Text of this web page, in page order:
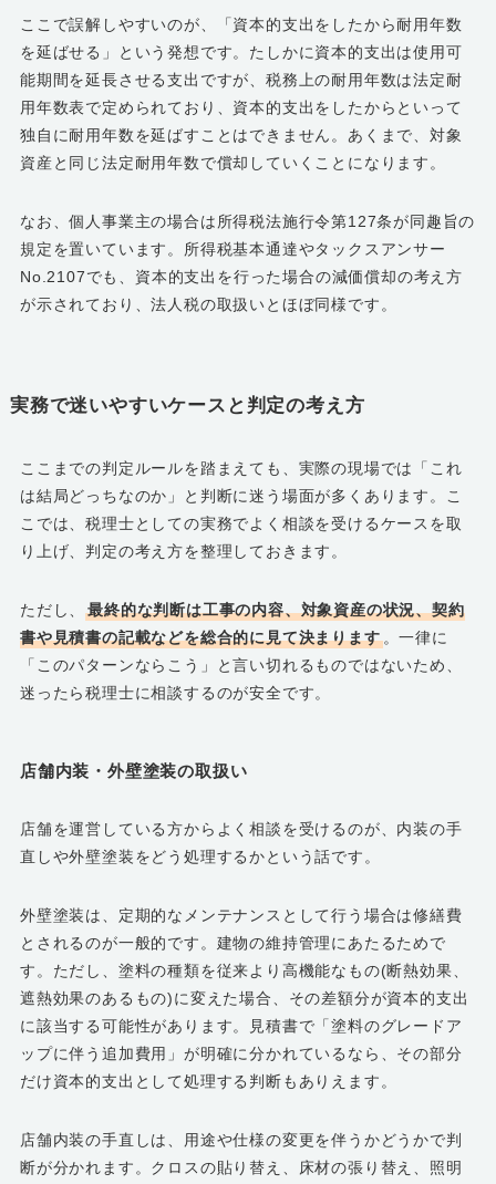
ここで誤解しやすいのが、「資本的支出をしたから耐用年数
を延ばせる」という発想です。たしかに資本的支出は使用可
能期間を延長させる支出ですが、税務上の耐用年数は法定耐
用年数表で定められており、資本的支出をしたからといって
独自に耐用年数を延ばすことはできません。あくまで、対象
資産と同じ法定耐用年数で償却していくことになります。
なお、個人事業主の場合は所得税法施行令第127条が同趣旨の
規定を置いています。所得税基本通達やタックスアンサー
No.2107でも、資本的支出を行った場合の減価償却の考え方
が示されており、法人税の取扱いとほぼ同様です。
実務で迷いやすいケースと判定の考え方
ここまでの判定ルールを踏まえても、実際の現場では「これ
は結局どっちなのか」と判断に迷う場面が多くあります。こ
こでは、税理士としての実務でよく相談を受けるケースを取
り上げ、判定の考え方を整理しておきます。
ただし、最終的な判断は工事の内容、対象資産の状況、契約
書や見積書の記載などを総合的に見て決まります。一律に
「このパターンならこう」と言い切れるものではないため、
迷ったら税理士に相談するのが安全です。
店舗内装・外壁塗装の取扱い
店舗を運営している方からよく相談を受けるのが、内装の手
直しや外壁塗装をどう処理するかという話です。
外壁塗装は、定期的なメンテナンスとして行う場合は修繕費
とされるのが一般的です。建物の維持管理にあたるためで
す。ただし、塗料の種類を従来より高機能なもの(断熱効果、
遮熱効果のあるもの)に変えた場合、その差額分が資本的支出
に該当する可能性があります。見積書で「塗料のグレードア
ップに伴う追加費用」が明確に分かれているなら、その部分
だけ資本的支出として処理する判断もありえます。
店舗内装の手直しは、用途や仕様の変更を伴うかどうかで判
断が分かれます。クロスの貼り替え、床材の張り替え、照明